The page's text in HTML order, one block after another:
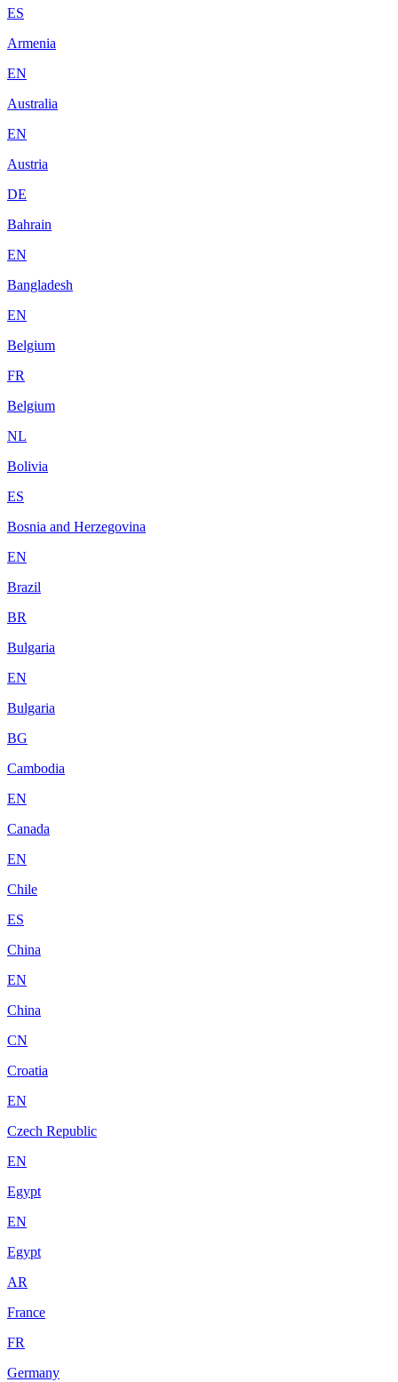
ES
Armenia
EN
Australia
EN
Austria
DE
Bahrain
EN
Bangladesh
EN
Belgium
FR
Belgium
NL
Bolivia
ES
Bosnia and Herzegovina
EN
Brazil
BR
Bulgaria
EN
Bulgaria
BG
Cambodia
EN
Canada
EN
Chile
ES
China
EN
China
CN
Croatia
EN
Czech Republic
EN
Egypt
EN
Egypt
AR
France
FR
Germany